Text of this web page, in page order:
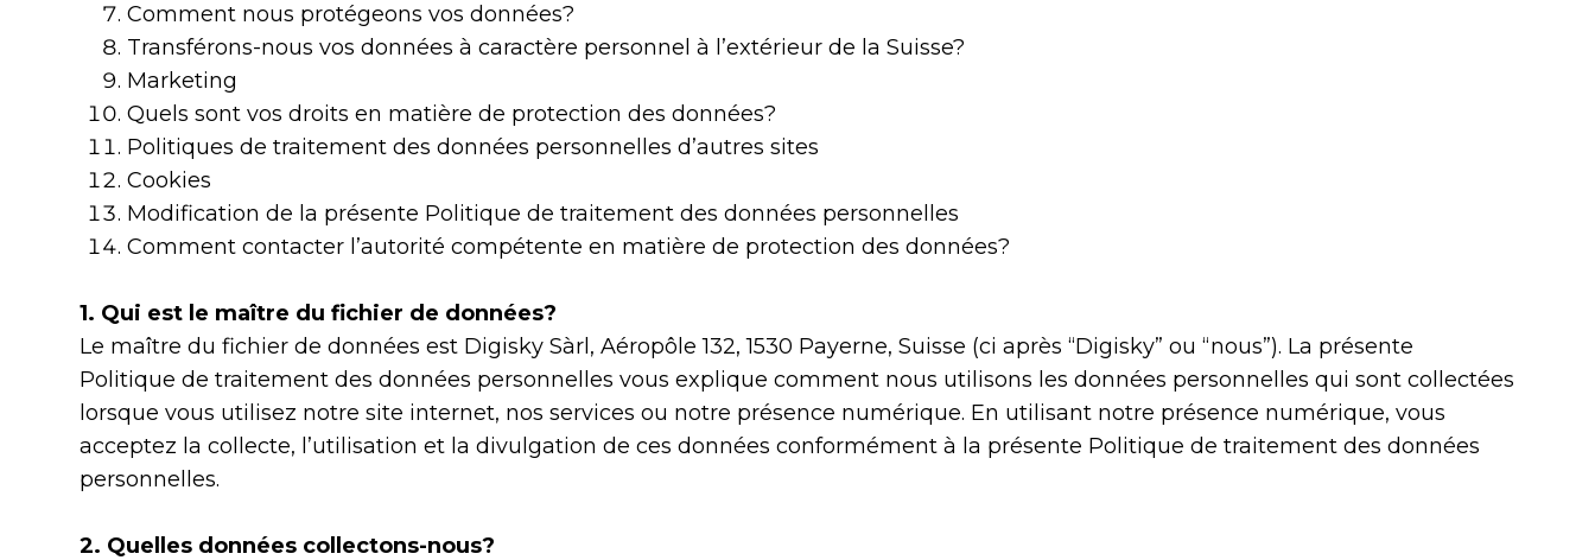
Comment nous protégeons vos données?
Transférons-nous vos données à caractère personnel à l’extérieur de la Suisse?
Marketing
Quels sont vos droits en matière de protection des données?
Politiques de traitement des données personnelles d’autres sites
Cookies
Modification de la présente Politique de traitement des données personnelles
Comment contacter l’autorité compétente en matière de protection des données?
1. Qui est le maître du fichier de données?
Le maître du fichier de données est Digisky Sàrl, Aéropôle 132, 1530 Payerne, Suisse (ci après “Digisky” ou “nous”). La présente
Politique de traitement des données personnelles vous explique comment nous utilisons les données personnelles qui sont collectées
lorsque vous utilisez notre site internet, nos services ou notre présence numérique. En utilisant notre présence numérique, vous
acceptez la collecte, l’utilisation et la divulgation de ces données conformément à la présente Politique de traitement des données
personnelles.
2. Quelles données collectons-nous?